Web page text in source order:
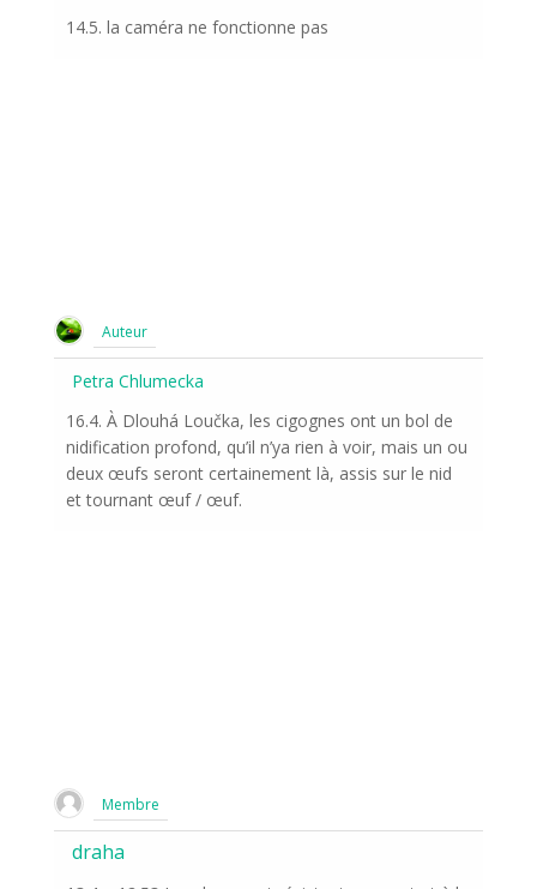
14.5. la caméra ne fonctionne pas
Auteur
Petra Chlumecka
16.4. À Dlouhá Loučka, les cigognes ont un bol de
nidification profond, qu’il n’ya rien à voir, mais un ou
deux œufs seront certainement là, assis sur le nid
et tournant œuf / œuf.
Membre
draha